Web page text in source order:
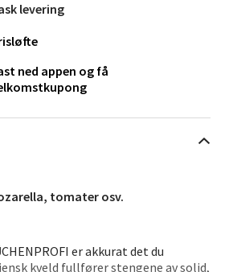
tomater osv.
er akkurat det du
kveld fullfører stengene av solid,
levering
ned appen og få
Senter Moa
25, 6010 Ålesund